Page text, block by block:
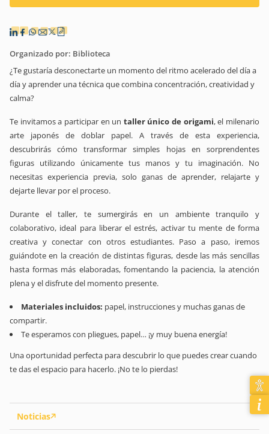
Noticias
Organizado por: Biblioteca
¿Te gustaría desconectarte un momento del ritmo acelerado del día a
día y aprender una técnica que combina concentración, creatividad y
calma?
Te invitamos a participar en un taller único de origami, el milenario
arte japonés de doblar papel. A través de esta experiencia,
descubrirás cómo transformar simples hojas en sorprendentes
figuras utilizando únicamente tus manos y tu imaginación. No
necesitas experiencia previa, solo ganas de aprender, relajarte y
dejarte llevar por el proceso.
Durante el taller, te sumergirás en un ambiente tranquilo y
colaborativo, ideal para liberar el estrés, activar tu mente de forma
creativa y conectar con otros estudiantes. Paso a paso, iremos
guiándote en la creación de distintas figuras, desde las más sencillas
hasta formas más elaboradas, fomentando la paciencia, la atención
plena y el disfrute del momento presente.
Materiales incluidos: papel, instrucciones y muchas ganas de
compartir.
Te esperamos con pliegues, papel… ¡y muy buena energía!
Una oportunidad perfecta para descubrir lo que puedes crear cuando
te das el espacio para hacerlo. ¡No te lo pierdas!